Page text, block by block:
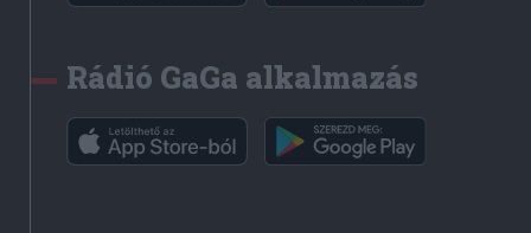
Rádió GaGa alkalmazás